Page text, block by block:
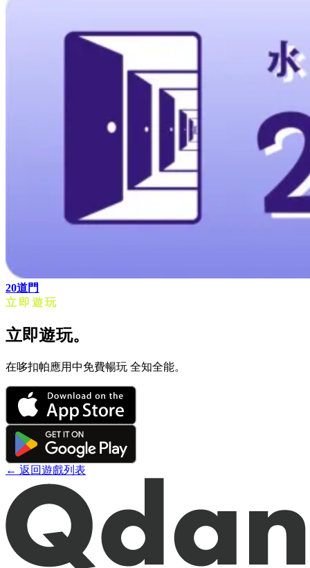
20道門
立即遊玩
立即遊玩。
在哆扣帕應用中免費暢玩 全知全能。
← 返回遊戲列表